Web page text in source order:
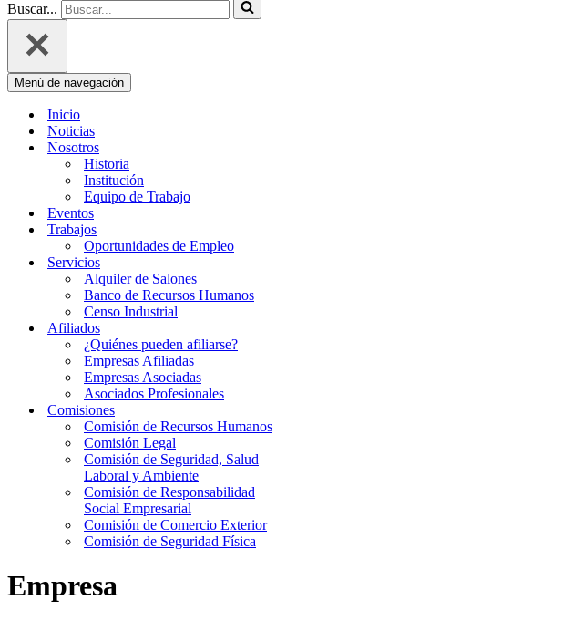
Buscar...
Menú de navegación
Inicio
Noticias
Nosotros
Historia
Institución
Equipo de Trabajo
Eventos
Trabajos
Oportunidades de Empleo
Servicios
Alquiler de Salones
Banco de Recursos Humanos
Censo Industrial
Afiliados
¿Quiénes pueden afiliarse?
Empresas Afiliadas
Empresas Asociadas
Asociados Profesionales
Comisiones
Comisión de Recursos Humanos
Comisión Legal
Comisión de Seguridad, Salud
Laboral y Ambiente
Comisión de Responsabilidad
Social Empresarial
Comisión de Comercio Exterior
Comisión de Seguridad Física
Empresa